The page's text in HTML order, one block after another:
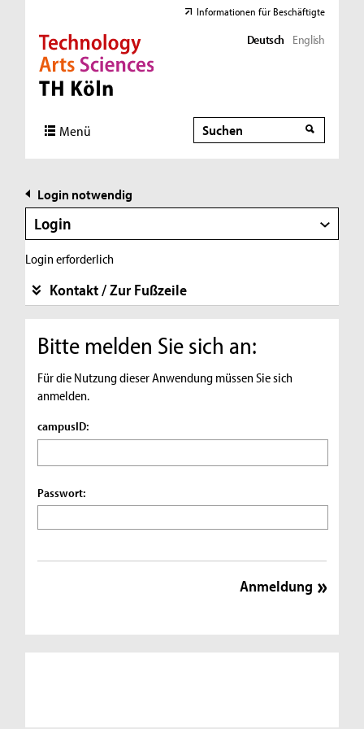
Direkt zur Hauptnavigation
Direkt zur Subnavigation
Direkt zum Inhalt
Direkt zum Fußbereich
Informationen für Beschäftigte
Deutsch English
Menü Suche
Suche
Login notwendig
Login
Login erforderlich
Kontakt / Zur Fußzeile
Bitte melden Sie sich an:
Für die Nutzung dieser Anwendung müssen Sie sich
anmelden.
campusID:
Passwort: